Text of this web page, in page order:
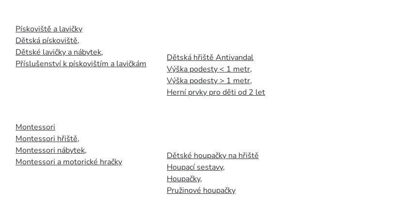
Pískoviště a lavičky
Dětská pískoviště,
Dětské lavičky a nábytek,
Příslušenství k pískovištím a lavičkám
Montessori
Montessori hřiště,
Montessori nábytek,
Montessori a motorické hračky
Dětská hřiště Antivandal
Výška podesty < 1 metr,
Výška podesty > 1 metr,
Herní prvky pro děti od 2 let
Dětské houpačky na hřiště
Houpací sestavy,
Houpačky,
Pružinové houpačky